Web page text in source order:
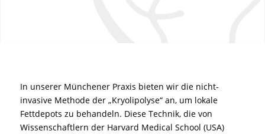
In unserer Münchener Praxis bieten wir die nicht-
invasive Methode der „Kryolipolyse“ an, um lokale
Fettdepots zu behandeln. Diese Technik, die von
Wissenschaftlern der Harvard Medical School (USA)